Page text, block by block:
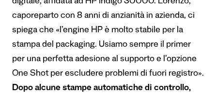
caporeparto con 8 anni di anzianità in azienda, ci
spiega che «l’engine HP è molto stabile per la
stampa del packaging. Usiamo sempre il primer
per una perfetta adesione al supporto e l’opzione
One Shot per escludere problemi di fuori registro».
Dopo alcune stampe automatiche di controllo,